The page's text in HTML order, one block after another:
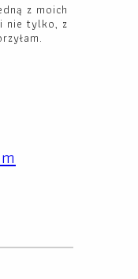
z moich
nie tylko, z